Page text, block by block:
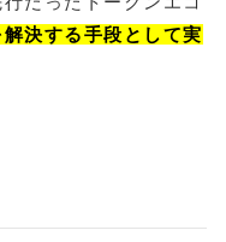
決する手段として実